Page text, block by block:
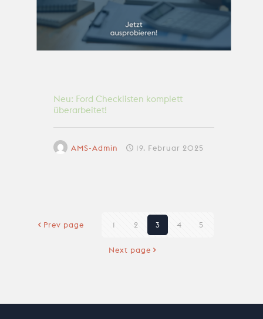
Neu: Ford Checklisten komplett
überarbeitet!
AMS-Admin 19. Februar 2025
Prev page 1 2 3 4 5
Next page